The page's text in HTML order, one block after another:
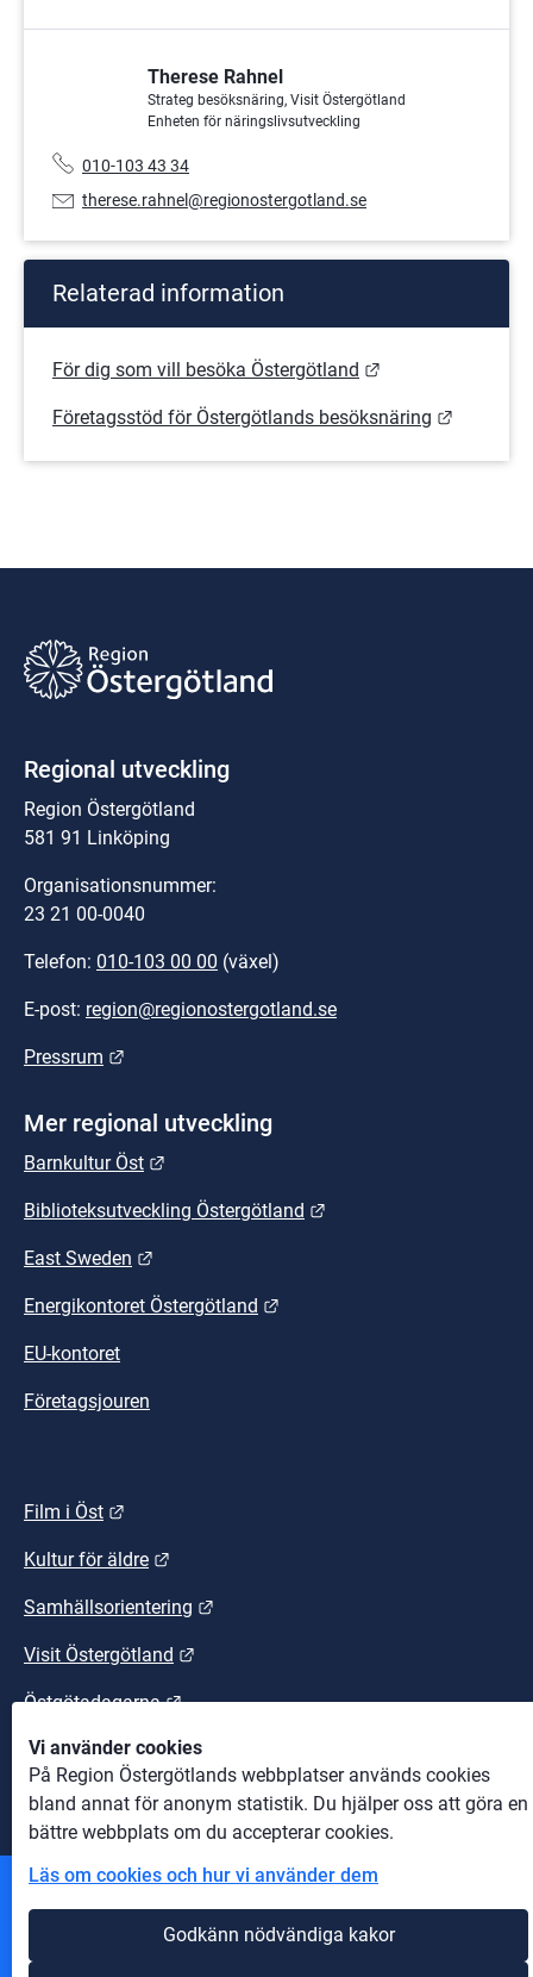
Vi använder cookies
På Region Östergötlands webbplatser används cookies
bland annat för anonym statistik. Du hjälper oss att göra en
bättre webbplats om du accepterar cookies.
Läs om cookies och hur vi använder dem
Godkänn nödvändiga kakor
Therese Rahnel
Strateg besöksnäring, Visit Östergötland
Enheten för näringslivsutveckling
Telefonnummer:
010-103 43 34
E-
therese.rahnel@regionostergotland.se
Relaterad information
För dig som vill besöka Östergötland
Företagsstöd för Östergötlands besöksnäring
Regional utveckling
Region Östergötland
581 91 Linköping
Organisationsnummer:
23 21 00-0040
Telefon: 010-103 00 00 (växel)
E-post: region@regionostergotland.se
Pressrum
Mer regional utveckling
Barnkultur Öst
Biblioteksutveckling Östergötland
East Sweden
Energikontoret Östergötland
EU-kontoret
Företagsjouren
Film i Öst
Kultur för äldre
Samhällsorientering
Visit Östergötland
Östgötadagarna Länk till annan webbplats.
Östgötaleden Länk till annan webbplats.
Andra webbplatser
Information om cookies